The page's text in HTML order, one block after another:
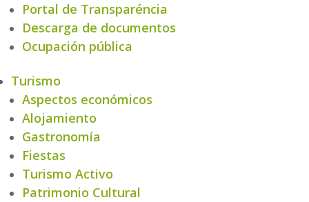
Portal de Transparéncia
Descarga de documentos
Ocupación pública
Turismo
Aspectos económicos
Alojamiento
Gastronomía
Fiestas
Turismo Activo
Patrimonio Cultural